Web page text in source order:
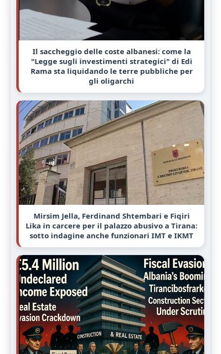
Il saccheggio delle coste albanesi: come la
"Legge sugli investimenti strategici" di Edi
Rama sta liquidando le terre pubbliche per
gli oligarchi
Mirsim Jella, Ferdinand Shtembari e Fiqiri
Lika in carcere per il palazzo abusivo a Tirana:
sotto indagine anche funzionari IMT e IKMT